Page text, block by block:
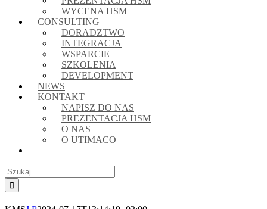
WYCENA HSM
CONSULTING
DORADZTWO
INTEGRACJA
WSPARCIE
SZKOLENIA
DEVELOPMENT
NEWS
KONTAKT
NAPISZ DO NAS
PREZENTACJA HSM
O NAS
O UTIMACO
Szukaj